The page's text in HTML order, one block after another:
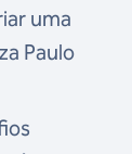
uma
Paulo